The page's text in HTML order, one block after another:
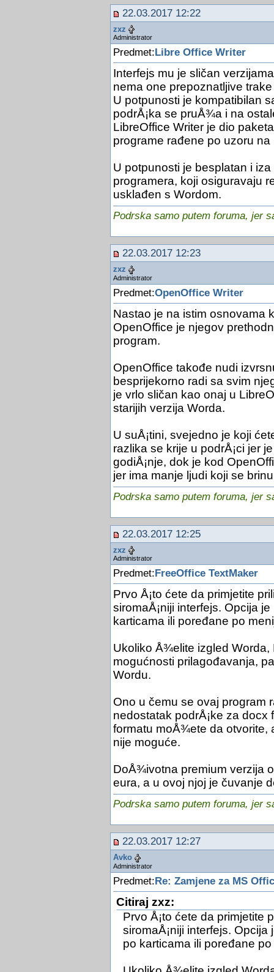
22.03.2017 12:22
zxz
Administrator
Predmet: Libre Office Writer
Interfejs mu je sličan
nema one prepoznatljive
U potpunosti je kompatibilan
podrÅ¡ka se pruÅ¾a i na
LibreOffice Writer je dio
programe rađene po uzoru na
U potpunosti je besplatan i
programera, koji osiguravaju
usklađen s Wordom.
Podrska samo putem foruma, jer
22.03.2017 12:23
zxz
Administrator
Predmet:OpenOffice Writer
Nastao je na istim osnovama
OpenOffice je njegov
program.
OpenOffice takođe nudi
besprijekorno radi sa svim
je vrlo sličan kao onaj u
starijih verzija Worda.
U suÅ¡tini, svejedno je koji
razlika se krije u podrÅ¡ci jer
godiÅ¡nje, dok je kod
jer ima manje ljudi koji se
Podrska samo putem foruma, jer
22.03.2017 12:25
zxz
Administrator
Predmet: FreeOffice TextMaker
Prvo Å¡to ćete da primjetite
siromaÅ¡niji interfejs. Opcija
karticama ili poređane po
Ukoliko Å¾elite izgled Worda,
mogućnosti prilagođavanja,
Wordu.
Ono u čemu se ovaj program
nedostatak podrÅ¡ke za
formatu moÅ¾ete da otvorite,
nije moguće.
DoÅ¾ivotna premium verzija
eura, a u ovoj njoj je čuvanje
Podrska samo putem foruma, jer
22.03.2017 12:27
Avko
Administrator
Predmet:Re: Zamjene za MS
Citiraj zxz:
Prvo Å¡to ćete da primjetite
siromaÅ¡niji interfejs.
po karticama ili poređane